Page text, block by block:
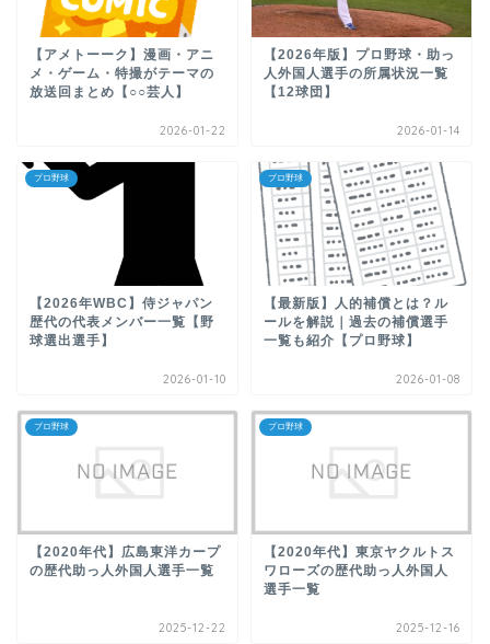
【アメトーーク】漫画・アニ
メ・ゲーム・特撮がテーマの
放送回まとめ【○○芸人】
2026-01-22
【2026年版】プロ野球・助っ
人外国人選手の所属状況一覧
【12球団】
2026-01-14
プロ野球
【2026年WBC】侍ジャパン
歴代の代表メンバー一覧【野
球選出選手】
2026-01-10
プロ野球
【最新版】人的補償とは？ル
ールを解説｜過去の補償選手
一覧も紹介【プロ野球】
2026-01-08
プロ野球
【2020年代】広島東洋カープ
の歴代助っ人外国人選手一覧
2025-12-22
プロ野球
【2020年代】東京ヤクルトス
ワローズの歴代助っ人外国人
選手一覧
2025-12-16